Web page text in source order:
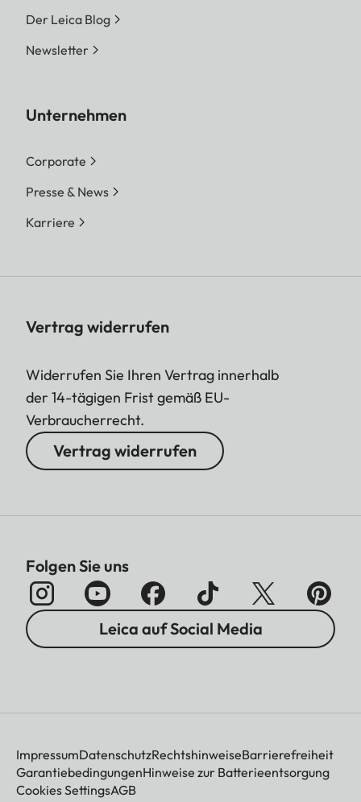
Der Leica Blog
Newsletter
Unternehmen
Corporate
Presse & News
Karriere
Vertrag widerrufen
Widerrufen Sie Ihren Vertrag innerhalb
der 14-tägigen Frist gemäß EU-
Verbraucherrecht.
Vertrag widerrufen
Folgen Sie uns
Leica auf Social Media
ImpressumDatenschutzRechtshinweiseBarrierefreiheit
GarantiebedingungenHinweise zur Batterieentsorgung
Cookies SettingsAGB